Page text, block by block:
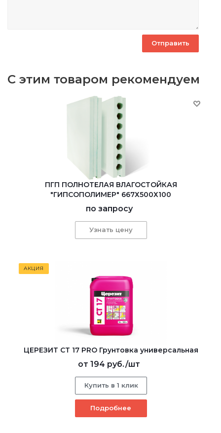
С этим товаром рекомендуем
ПГП ПОЛНОТЕЛАЯ ВЛАГОСТОЙКАЯ
"ГИПСОПОЛИМЕР" 667Х500Х100
по запросу
Узнать цену
АКЦИЯ
ЦЕРЕЗИТ CT 17 PRO Грунтовка универсальная
от 194 руб./шт
Купить в 1 клик
Подробнее